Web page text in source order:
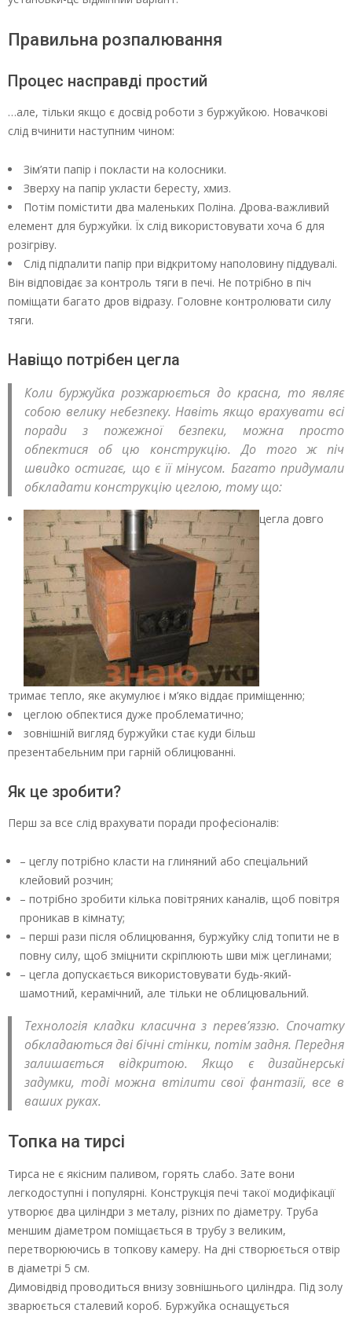
Правильна розпалювання
Процес насправді простий
…але, тільки якщо є досвід роботи з буржуйкою. Новачкові
слід вчинити наступним чином:
Зім’яти папір і покласти на колосники.
Зверху на папір укласти бересту, хмиз.
Потім помістити два маленьких Поліна. Дрова-важливий
елемент для буржуйки. Їх слід використовувати хоча б для
розігріву.
Слід підпалити папір при відкритому наполовину піддувалі.
Він відповідає за контроль тяги в печі. Не потрібно в піч
поміщати багато дров відразу. Головне контролювати силу
тяги.
Навіщо потрібен цегла
Коли буржуйка розжарюється до красна, то являє
собою велику небезпеку. Навіть якщо врахувати всі
поради з пожежної безпеки, можна просто
обпектися об цю конструкцію. До того ж піч
швидко остигає, що є її мінусом. Багато придумали
обкладати конструкцію цеглою, тому що:
цегла довго
тримає тепло, яке акумулює і м’яко віддає приміщенню;
цеглою обпектися дуже проблематично;
зовнішній вигляд буржуйки стає куди більш
презентабельним при гарній облицюванні.
Як це зробити?
Перш за все слід врахувати поради професіоналів:
– цеглу потрібно класти на глиняний або спеціальний
клейовий розчин;
– потрібно зробити кілька повітряних каналів, щоб повітря
проникав в кімнату;
– перші рази після облицювання, буржуйку слід топити не в
повну силу, щоб зміцнити скріплюють шви між цеглинами;
– цегла допускається використовувати будь-який-
шамотний, керамічний, але тільки не облицювальний.
Технологія кладки класична з перев’яззю. Спочатку
обкладаються дві бічні стінки, потім задня. Передня
залишається відкритою. Якщо є дизайнерські
задумки, тоді можна втілити свої фантазії, все в
ваших руках.
Топка на тирсі
Тирса не є якісним паливом, горять слабо. Зате вони
легкодоступні і популярні. Конструкція печі такої модифікації
утворює два циліндри з металу, різних по діаметру. Труба
меншим діаметром поміщається в трубу з великим,
перетворюючись в топкову камеру. На дні створюється отвір
в діаметрі 5 см.
Димовідвід проводиться внизу зовнішнього циліндра. Під золу
зварюється сталевий короб. Буржуйка оснащується